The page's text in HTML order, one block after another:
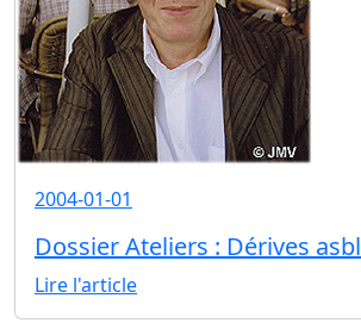
2004-01-01
Dossier Ateliers : Dérives asbl
Lire l'article